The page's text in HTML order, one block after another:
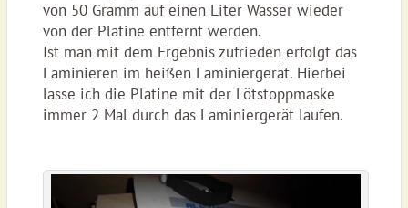
von 50 Gramm auf einen Liter Wasser wieder
von der Platine entfernt werden.
Ist man mit dem Ergebnis zufrieden erfolgt das
Laminieren im heißen Laminiergerät. Hierbei
lasse ich die Platine mit der Lötstoppmaske
immer 2 Mal durch das Laminiergerät laufen.